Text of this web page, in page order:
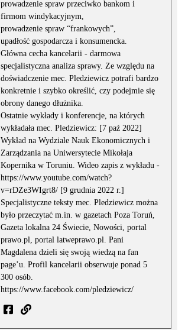
prowadzenie spraw przeciwko bankom i
firmom windykacyjnym,
prowadzenie spraw “frankowych”,
upadłość gospodarcza i konsumencka.
Główna cecha kancelarii - darmowa
specjalistyczna analiza sprawy. Ze względu na
doświadczenie mec. Pledziewicz potrafi bardzo
konkretnie i szybko określić, czy podejmie się
obrony danego dłużnika.
Ostatnie wykłady i konferencje, na których
wykładała mec. Pledziewicz: [7 paź 2022]
Wykład na Wydziale Nauk Ekonomicznych i
Zarządzania na Uniwersytecie Mikołaja
Kopernika w Toruniu. Wideo zapis z wykładu -
https://www.youtube.com/watch?
v=rDZe3WIgrt8/ [9 grudnia 2022 r.]
Specjalistyczne teksty mec. Pledziewicz można
było przeczytać m.in. w gazetach Poza Toruń,
Gazeta lokalna 24 Świecie, Nowości, portal
prawo.pl, portal latweprawo.pl. Pani
Magdalena dzieli się swoją wiedzą na fan
page’u. Profil kancelarii obserwuje ponad 5
300 osób.
https://www.facebook.com/pledziewicz/